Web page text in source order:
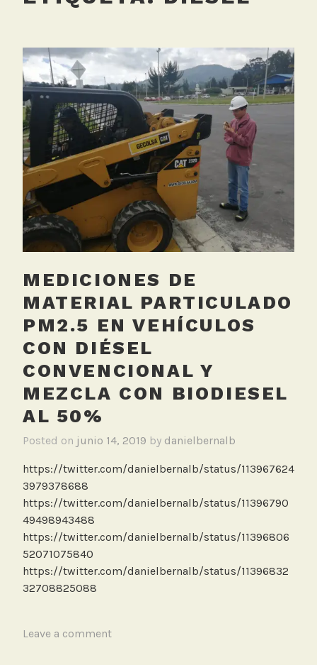
MEDICIONES DE
MATERIAL PARTICULADO
PM2.5 EN VEHÍCULOS
CON DIÉSEL
CONVENCIONAL Y
MEZCLA CON BIODIESEL
AL 50%
Posted on junio 14, 2019 by danielbernalb
https://twitter.com/danielbernalb/status/113967624
3979378688
https://twitter.com/danielbernalb/status/11396790
49498943488
https://twitter.com/danielbernalb/status/11396806
52071075840
https://twitter.com/danielbernalb/status/11396832
32708825088
TLeave a comment